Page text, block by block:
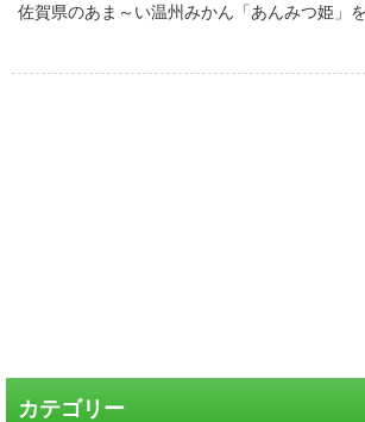
佐賀県のあま～い温州みかん「あんみつ姫」
カテゴリー